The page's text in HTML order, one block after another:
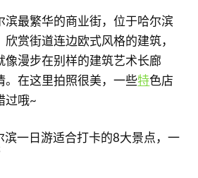
滨最繁华的商业街，位于哈尔滨
赏街道连边欧式风格的建筑，
像漫步在别样的建筑艺术长廊
。在这里拍照很美，一些特色店
过哦~